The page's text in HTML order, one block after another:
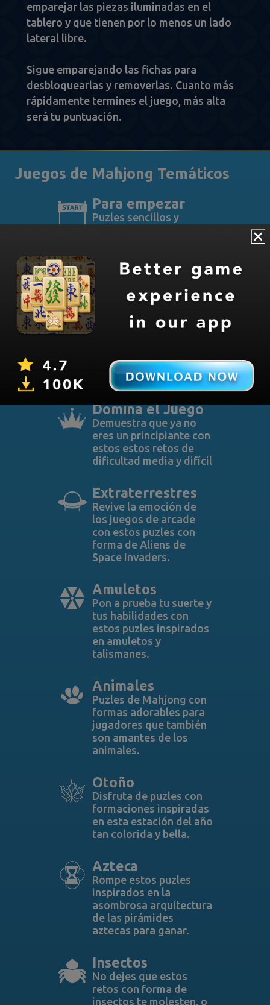
emparejar las piezas iluminadas en el
tablero y que tienen por lo menos un lado
lateral libre.
Sigue emparejando las fichas para
desbloquearlas y removerlas. Cuanto más
rápidamente termines el juego, más alta
será tu puntuación.
Juegos de Mahjong Temáticos
Para empezar
Puzles sencillos y
reglas y cómo jugar
Mahjong.
Principiantes
Para principiantes de
mejorar su juego
poquito a poco.
Domina el Juego
Demuestra que ya no
eres un principiante con
estos estos retos de
dificultad media y difícil
Extraterrestres
Revive la emoción de
los juegos de arcade
con estos puzles con
forma de Aliens de
Space Invaders.
Amuletos
Pon a prueba tu suerte y
tus habilidades con
estos puzles inspirados
en amuletos y
talismanes.
Animales
Puzles de Mahjong con
formas adorables para
jugadores que también
son amantes de los
animales.
Otoño
Disfruta de puzles con
formaciones inspiradas
en esta estación del año
tan colorida y bella.
Azteca
Rompe estos puzles
inspirados en la
asombrosa arquitectura
de las pirámides
aztecas para ganar.
Insectos
No dejes que estos
retos con forma de
insectos te molesten, o